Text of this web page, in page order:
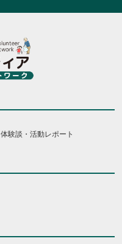
体験談・活動レポート